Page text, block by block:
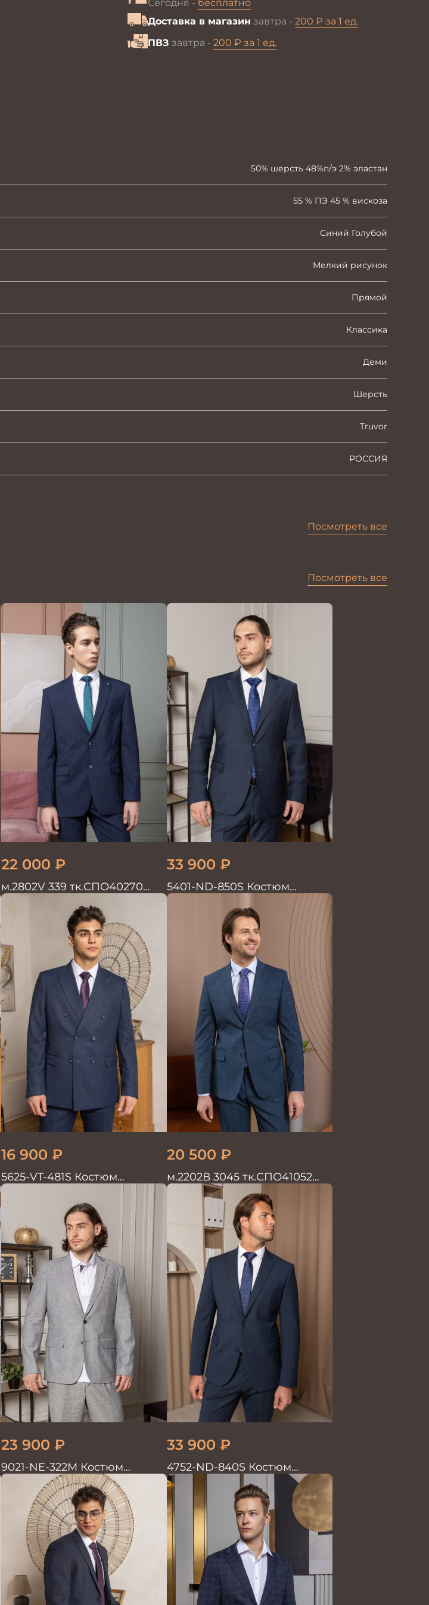
Сегодня - бесплатно
Доставка в магазин завтра - 200 ₽ за 1 ед.
ПВЗ завтра - 200 ₽ за 1 ед.
50% шерсть 48%п/э 2% эластан
55 % ПЭ 45 % вискоза
Синий Голубой
Мелкий рисунок
Прямой
Классика
Деми
Шерсть
Truvor
РОССИЯ
Посмотреть все
Посмотреть все
22 000 ₽
м.2802V 339 тк.СПО40270
Костюм мужской
33 900 ₽
5401-ND-850S Костюм
мужской двойка
16 900 ₽
5625-VT-481S Костюм
мужской двойка
20 500 ₽
м.2202В 3045 тк.СПО41052
Костюм мужской
23 900 ₽
9021-NE-322M Костюм
мужской двойка хлопок, лен
33 900 ₽
4752-ND-840S Костюм
мужской двойка